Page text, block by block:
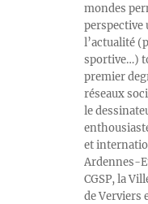
mondes
perspective
l’actualité
sportive…)
premier
réseaux
le
et
Ardennes-
CGSP, la
de Verviers